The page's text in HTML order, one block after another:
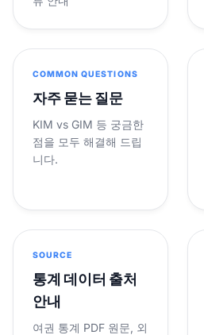
COMMON QUESTIONS
자주 묻는 질문
KIM vs GIM 등 궁금한
점을 모두 해결해 드립
니다.
SOURCE
통계 데이터 출처
안내
여권 통계 PDF 원문, 외